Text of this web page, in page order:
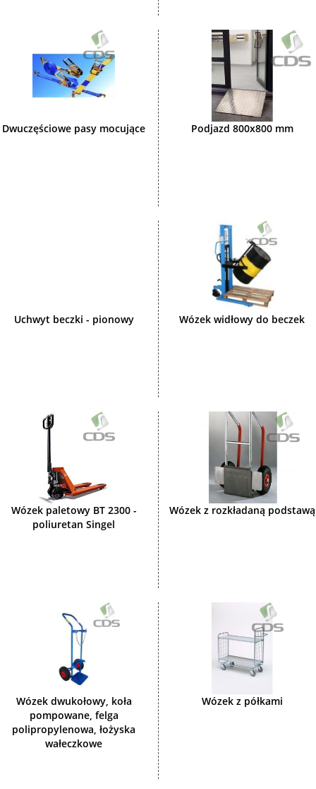
Dwuczęściowe pasy mocujące Podjazd 800x800 mm
Uchwyt beczki - pionowy Wózek widłowy do beczek
Wózek paletowy BT 2300 -
poliuretan Singel
Wózek z rozkładaną podstawą
Wózek dwukołowy, koła
pompowane, felga
polipropylenowa, łożyska
wałeczkowe
Wózek z półkami